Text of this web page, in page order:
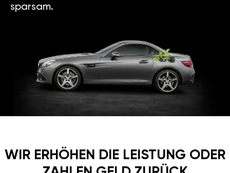
sparsam.
WIR ERHÖHEN DIE LEISTUNG ODER